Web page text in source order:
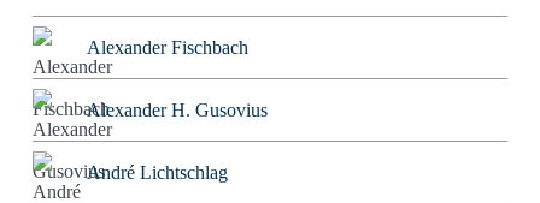
Alexander Fischbach
Alexander H. Gusovius
André Lichtschlag